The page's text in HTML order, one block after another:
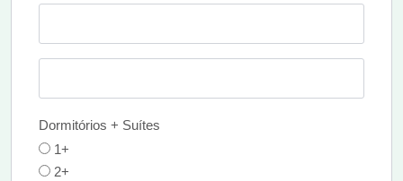
Dormitórios + Suítes
1+
2+